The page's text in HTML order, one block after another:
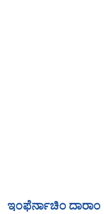
ಇಂಫೆರ್ನಾಚಿಂ ದಾರಾಂ